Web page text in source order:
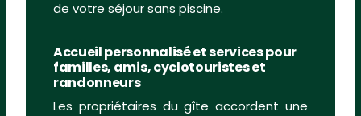
de votre séjour sans piscine.
Accueil personnalisé et services pour
familles, amis, cyclotouristes et
randonneurs
Les propriétaires du gîte accordent une